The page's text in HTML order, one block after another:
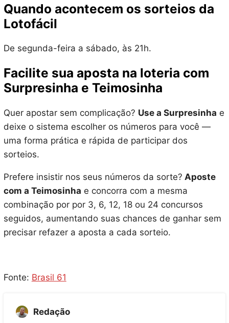
Quando acontecem os sorteios da
Lotofácil
De segunda-feira a sábado, às 21h.
Facilite sua aposta na loteria com
Surpresinha e Teimosinha
Quer apostar sem complicação? Use a Surpresinha e
deixe o sistema escolher os números para você —
uma forma prática e rápida de participar dos
sorteios.
Prefere insistir nos seus números da sorte? Aposte
com a Teimosinha e concorra com a mesma
combinação por por 3, 6, 12, 18 ou 24 concursos
seguidos, aumentando suas chances de ganhar sem
precisar refazer a aposta a cada sorteio.
Fonte: Brasil 61
Redação